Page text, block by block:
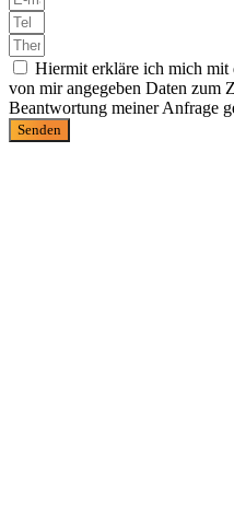
Hiermit erkläre ich mich mit
von mir angegeben Daten zum
Beantwortung meiner Anfrage
Senden